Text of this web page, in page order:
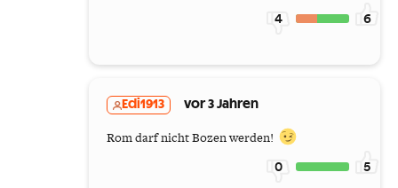
4 6
Edi1913 vor 3 Jahren
Rom darf nicht Bozen werden!
0 5